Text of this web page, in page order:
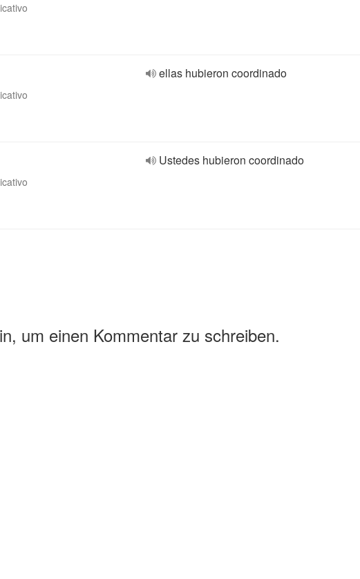
ellas hubieron coordinado
Ustedes hubieron coordinado
um einen Kommentar zu schreiben.